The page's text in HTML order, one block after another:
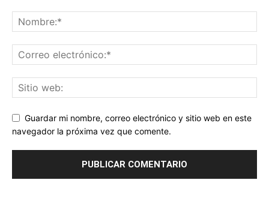
Guardar mi nombre, correo electrónico y sitio web en este
navegador la próxima vez que comente.